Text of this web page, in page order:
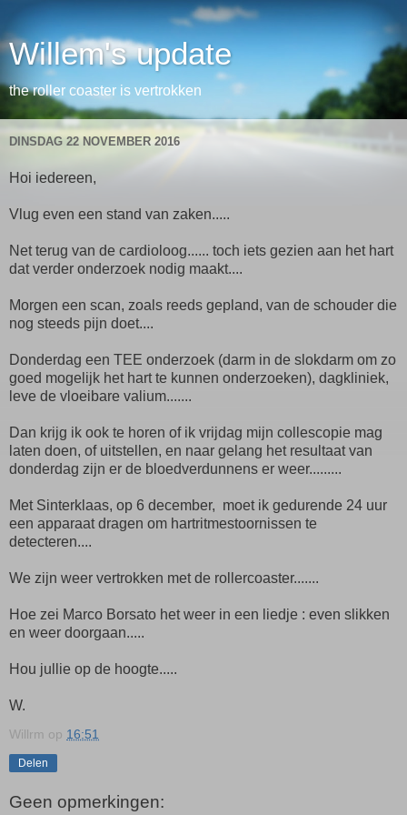
Willem's update
the roller coaster is vertrokken
DINSDAG 22 NOVEMBER 2016
Hoi iedereen,
Vlug even een stand van zaken.....
Net terug van de cardioloog...... toch iets gezien aan het hart
dat verder onderzoek nodig maakt....
Morgen een scan, zoals reeds gepland, van de schouder die
nog steeds pijn doet....
Donderdag een TEE onderzoek (darm in de slokdarm om zo
goed mogelijk het hart te kunnen onderzoeken), dagkliniek,
leve de vloeibare valium.......
Dan krijg ik ook te horen of ik vrijdag mijn collescopie mag
laten doen, of uitstellen, en naar gelang het resultaat van
donderdag zijn er de bloedverdunnens er weer.........
Met Sinterklaas, op 6 december, moet ik gedurende 24 uur
een apparaat dragen om hartritmestoornissen te
detecteren....
We zijn weer vertrokken met de rollercoaster.......
Hoe zei Marco Borsato het weer in een liedje : even slikken
en weer doorgaan.....
Hou jullie op de hoogte.....
W.
Willrm op 16:51
Delen
Geen opmerkingen: